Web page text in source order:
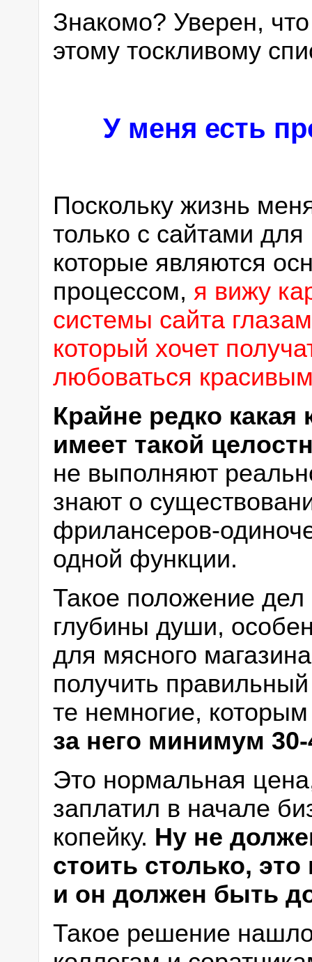
Знакомо? Уверен,
этому тоскливому
У меня есть
Поскольку жизнь
только с сайтами
которые являются
процессом, я вижу
системы сайта
который хочет
любоваться
Крайне редко
имеет такой
не выполняют
знают о
фрилансеров-
одной функции.
Такое положение
глубины души,
для мясного
получить
те немногие,
за него минимум
Это нормальная
заплатил в начале
копейку. Ну не
стоить столько,
и он должен быть
Такое решение